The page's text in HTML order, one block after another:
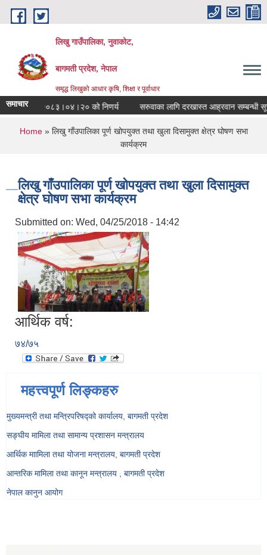
Skip to main content
लिखु गाउँपालिका, नुवाकोट,
बागमती प्रदेश, नेपाल
समृद्ध लिखुको आधार कृषि, शिक्षा र पूर्वाधार
समाचारमिति २०८३।०४।२० को निणर्य सरुवाका लागि दरखास्त आह्रवान सम्बन्धी
You are here
Home» लिखु गाँउपालिका पूर्ण खोपयुक्त तथा खुला दिसामुक्त क्षेत्र घोषण सभा
कार्यक्रम
लिखु गाँउपालिका पूर्ण खोपयुक्त तथा खुला दिसामुक्त
क्षेत्र घोषण सभा कार्यक्रम
Submitted on: Wed, 04/25/2018 - 14:42
आर्थिक वर्ष:
७४/७५
महत्त्वपूर्ण लिङ्कहरु
मुख्यमन्त्री तथा मन्त्रिपरिषद्को कार्यालय, बागमती प्रदेश
सङ्‍घीय मामिला तथा सामान्य प्रशासन मन्त्रालय
आर्थिक माामिला तथा योजना मन्त्रालय, बागमती प्रदेश
आन्तरिक मामिला तथा कानून मन्त्रालय , बागमती प्रदेश
नेपाल कानुन आयोग